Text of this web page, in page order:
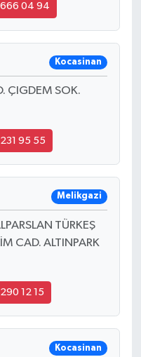
04 94
Kocasinan
ÇIGDEM SOK.
95 55
Melikgazi
TÜRKEŞ
CAD. ALTINPARK
12 15
Kocasinan